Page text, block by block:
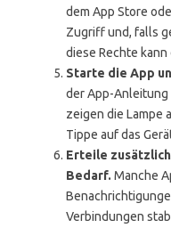
dem App Store
Zugriff und, falls
diese Rechte
Starte die App
der App-Anleitung
zeigen die Lampe
Tippe auf das
Erteile
Bedarf. Manche
Verbindungen